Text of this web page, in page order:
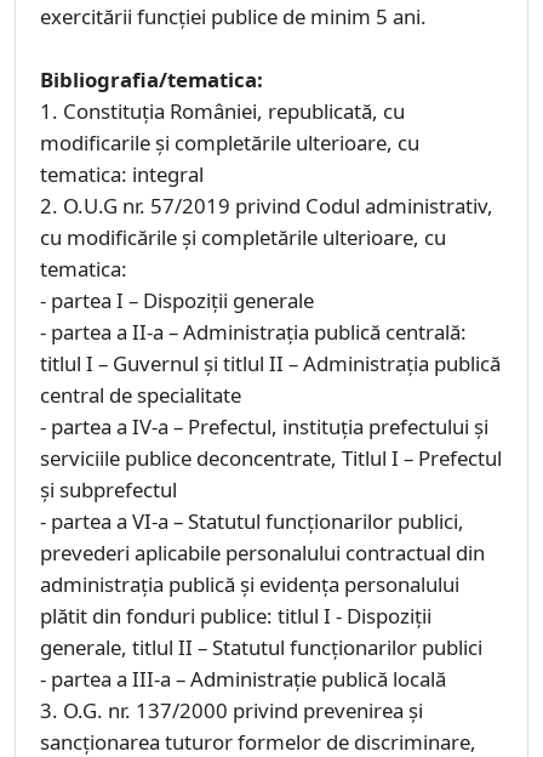
exercitării funcţiei publice de minim 5 ani.
Bibliografia/tematica:
1. Constituţia României, republicată, cu
modificarile și completările ulterioare, cu
tematica: integral
2. O.U.G nr. 57/2019 privind Codul administrativ,
cu modificările şi completările ulterioare, cu
tematica:
- partea I – Dispoziții generale
- partea a II-a – Administrația publică centrală:
titlul I – Guvernul și titlul II – Administrația publică
central de specialitate
- partea a IV-a – Prefectul, instituția prefectului și
serviciile publice deconcentrate, Titlul I – Prefectul
și subprefectul
- partea a VI-a – Statutul funcționarilor publici,
prevederi aplicabile personalului contractual din
administrația publică și evidența personalului
plătit din fonduri publice: titlul I - Dispoziții
generale, titlul II – Statutul funcționarilor publici
- partea a III-a – Administrație publică locală
3. O.G. nr. 137/2000 privind prevenirea și
sancționarea tuturor formelor de discriminare,